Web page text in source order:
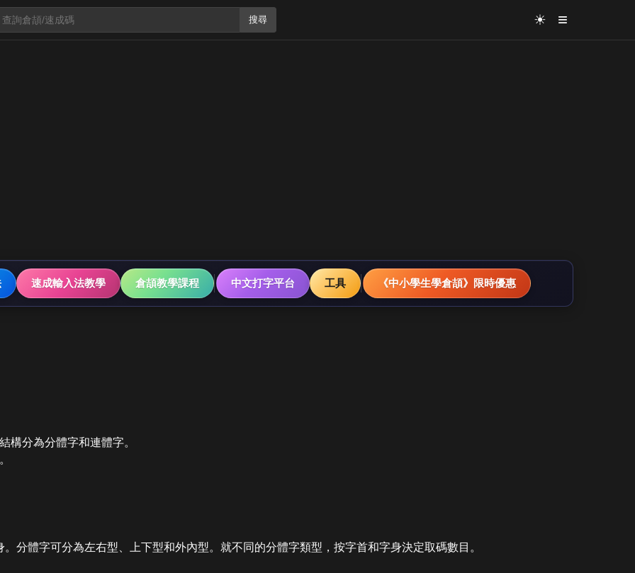
搜尋 ☀ ≡
速成輸入法教學 倉頡教學課程 中文打字平台 工具 《中小學生學倉頡》限時優惠
構分為分體字和連體字。
分體字可分為左右型、上下型和外內型。就不同的分體字類型，按字首和字身決定取碼數目。